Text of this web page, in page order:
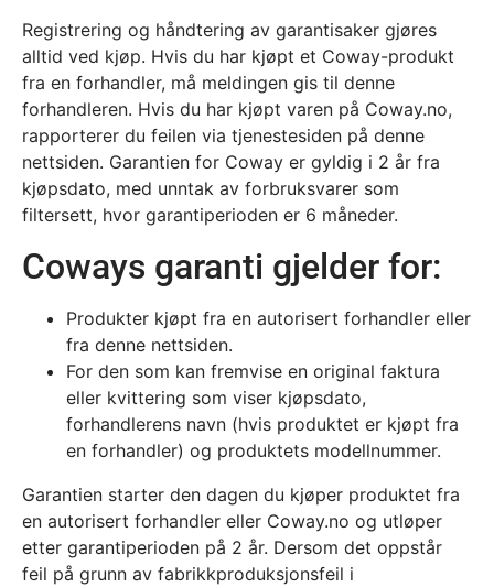
Registrering og håndtering av garantisaker gjøres
alltid ved kjøp. Hvis du har kjøpt et Coway-produkt
fra en forhandler, må meldingen gis til denne
forhandleren. Hvis du har kjøpt varen på Coway.no,
rapporterer du feilen via tjenestesiden på denne
nettsiden. Garantien for Coway er gyldig i 2 år fra
kjøpsdato, med unntak av forbruksvarer som
filtersett, hvor garantiperioden er 6 måneder.
Coways garanti gjelder for:
Produkter kjøpt fra en autorisert forhandler eller
fra denne nettsiden.
For den som kan fremvise en original faktura
eller kvittering som viser kjøpsdato,
forhandlerens navn (hvis produktet er kjøpt fra
en forhandler) og produktets modellnummer.
Garantien starter den dagen du kjøper produktet fra
en autorisert forhandler eller Coway.no og utløper
etter garantiperioden på 2 år. Dersom det oppstår
feil på grunn av fabrikkproduksjonsfeil i